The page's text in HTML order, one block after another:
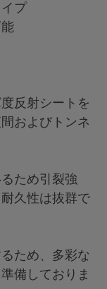
プ
反射シートを
およびトンネ
ため引裂強
久性は抜群で
ため、多彩な
備しておりま